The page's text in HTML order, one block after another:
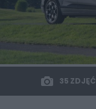
35 ZDJĘĆ